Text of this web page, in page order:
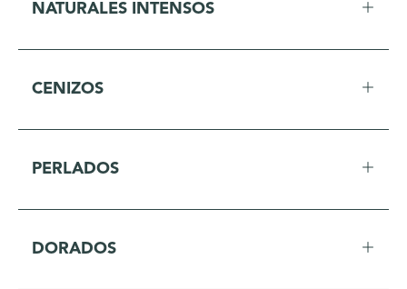
NATURALES INTENSOS
CENIZOS
PERLADOS
DORADOS